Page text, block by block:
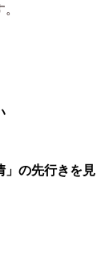
」の先行きを見